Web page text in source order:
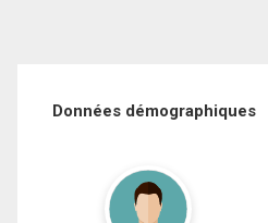
Données démographiques